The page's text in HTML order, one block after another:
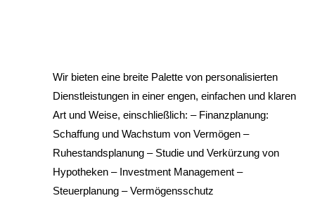
Wir bieten eine breite Palette von personalisierten
Dienstleistungen in einer engen, einfachen und klaren
Art und Weise, einschließlich: – Finanzplanung:
Schaffung und Wachstum von Vermögen –
Ruhestandsplanung – Studie und Verkürzung von
Hypotheken – Investment Management –
Steuerplanung – Vermögensschutz